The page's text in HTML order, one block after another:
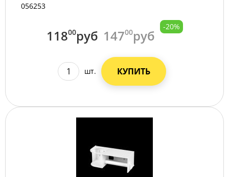
056253
11800руб 14700руб
-20%
шт. КУПИТЬ